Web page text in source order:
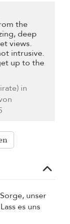
the
deep
views.
intrusive.
up to the
in
unser
es uns